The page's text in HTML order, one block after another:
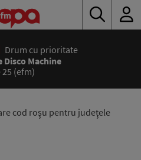
Drum cu prioritate
Machine
(efm)
cod roşu pentru judeţele